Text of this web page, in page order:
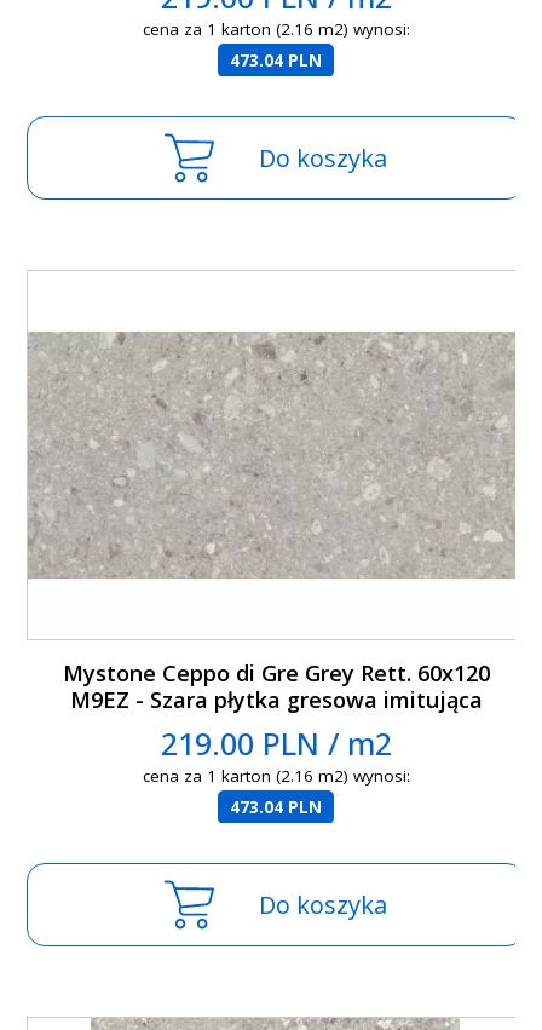
cena za 1 karton (2.16 m2) wynosi:
473.04 PLN
Do koszyka
Mystone Ceppo di Gre Grey Rett. 60x120
M9EZ - Szara płytka gresowa imitująca
lastryko
219.00 PLN / m2
cena za 1 karton (2.16 m2) wynosi:
473.04 PLN
Do koszyka